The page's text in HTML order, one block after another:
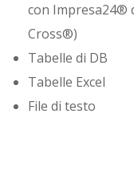
con Impresa24®
Cross®)
Tabelle di DB
Tabelle Excel
File di testo